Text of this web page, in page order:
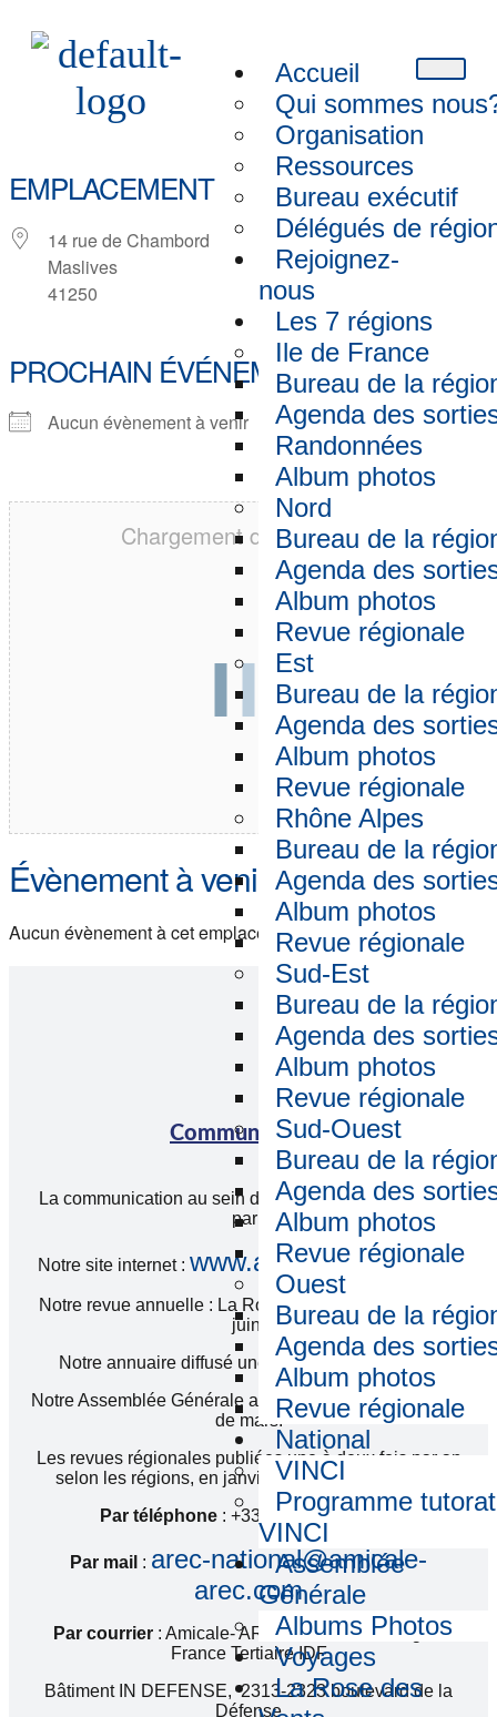
Accueil
Qui sommes
Organisation
Ressources
Bureau exécutif
Délégués de
Rejoignez-
nous
Les 7 régions
Ile de France
Bureau de la
Agenda des
Randonnées
Album photos
Nord
Bureau de la
Agenda des
Album photos
Revue régionale
Est
Bureau de la
Agenda des
Album photos
Revue régionale
Rhône Alpes
Bureau de la
Agenda des
Album photos
Revue régionale
Sud-Est
Bureau de la
Agenda des
Album photos
Revue régionale
Sud-Ouest
Bureau de la
Agenda des
Album photos
Revue régionale
Ouest
Bureau de la
Agenda des
Album photos
Revue régionale
National
VINCI
Programme tutorat
VINCI
Assemblée
Générale
Albums Photos
Voyages
La Rose des
EMPLACEMENT
14 rue de Chambord
Maslives
41250
PROCHAIN ÉVÉNEMENT
Aucun évènement à venir
Chargement de la carte…
Évènement à venir
Aucun évènement à cet emplacement
Communication
La communication au sein de notre association se fait
par :
Notre site internet : www.amicale-arec.com
Notre revue annuelle : La Rose des Vents parution en
juin.
Notre annuaire diffusé une fois par an en janvier.
Notre Assemblée Générale annuelle le deuxième mardi
de mars.
Les revues régionales publiées une à deux fois par an
selon les régions, en janvier, ou en janvier et juin.
Par téléphone: +33 (0) 1 55 94 13 02
Par mail : arec-national@amicale-
arec.com
Par courrier: Amicale- AREC c/o VINCI Energies
France Tertiaire IDF
Bâtiment IN DEFENSE, 2313-2323 boulevard de la
Défense